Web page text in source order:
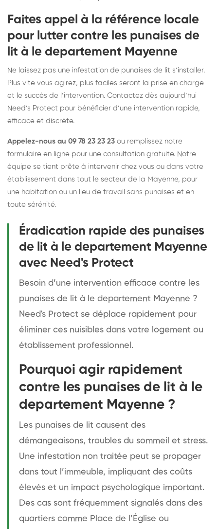
Faites appel à la référence locale
pour lutter contre les punaises de
lit à le departement Mayenne
Ne laissez pas une infestation de punaises de lit s’installer.
Plus vite vous agirez, plus faciles seront la prise en charge
et le succès de l’intervention. Contactez dès aujourd’hui
Need’s Protect pour bénéficier d’une intervention rapide,
efficace et discrète.
Appelez-nous au 09 78 23 23 23 ou remplissez notre
formulaire en ligne pour une consultation gratuite. Notre
équipe se tient prête à intervenir chez vous ou dans votre
établissement dans tout le secteur de la Mayenne, pour
une habitation ou un lieu de travail sans punaises et en
toute sérénité.
Éradication rapide des punaises
de lit à le departement Mayenne
avec Need's Protect
Besoin d’une intervention efficace contre les
punaises de lit à le departement Mayenne ?
Need's Protect se déplace rapidement pour
éliminer ces nuisibles dans votre logement ou
établissement professionnel.
Pourquoi agir rapidement
contre les punaises de lit à le
departement Mayenne ?
Les punaises de lit causent des
démangeaisons, troubles du sommeil et stress.
Une infestation non traitée peut se propager
dans tout l’immeuble, impliquant des coûts
élevés et un impact psychologique important.
Des cas sont fréquemment signalés dans des
quartiers comme Place de l’Église ou